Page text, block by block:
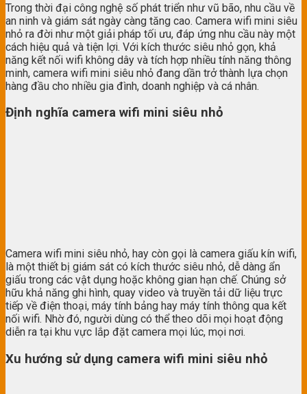
Trong thời đại công nghệ số phát triển như vũ bão, nhu cầu về
an ninh và giám sát ngày càng tăng cao. Camera wifi mini siêu
nhỏ ra đời như một giải pháp tối ưu, đáp ứng nhu cầu này một
cách hiệu quả và tiện lợi. Với kích thước siêu nhỏ gọn, khả
năng kết nối wifi không dây và tích hợp nhiều tính năng thông
minh, camera wifi mini siêu nhỏ đang dần trở thành lựa chọn
hàng đầu cho nhiều gia đình, doanh nghiệp và cá nhân.
Định nghĩa camera wifi mini siêu nhỏ
Camera wifi mini siêu nhỏ, hay còn gọi là camera giấu kín wifi,
là một thiết bị giám sát có kích thước siêu nhỏ, dễ dàng ẩn
giấu trong các vật dụng hoặc không gian hạn chế. Chúng sở
hữu khả năng ghi hình, quay video và truyền tải dữ liệu trực
tiếp về điện thoại, máy tính bảng hay máy tính thông qua kết
nối wifi. Nhờ đó, người dùng có thể theo dõi mọi hoạt động
diễn ra tại khu vực lắp đặt camera mọi lúc, mọi nơi.
Xu hướng sử dụng camera wifi mini siêu nhỏ